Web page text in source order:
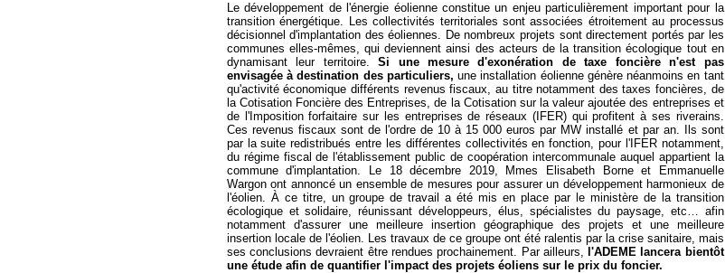
Le développement de l'énergie éolienne constitue un enjeu particulièrement important pour la
transition énergétique. Les collectivités territoriales sont associées étroitement au processus
décisionnel d'implantation des éoliennes. De nombreux projets sont directement portés par les
communes elles-mêmes, qui deviennent ainsi des acteurs de la transition écologique tout en
dynamisant leur territoire.Si une mesure d'exonération de taxe foncière n'est pas
envisagée à destination des particuliers,une installation éolienne génère néanmoins en tant
qu'activité économique différents revenus fiscaux, au titre notamment des taxes foncières, de
la Cotisation Foncière des Entreprises, de la Cotisation sur la valeur ajoutée des entreprises et
de l'Imposition forfaitaire sur les entreprises de réseaux (IFER) qui profitent à ses riverains.
Ces revenus fiscaux sont de l'ordre de 10 à 15 000 euros par MW installé et par an. Ils sont
par la suite redistribués entre les différentes collectivités en fonction, pour l'IFER notamment,
du régime fiscal de l'établissement public de coopération intercommunale auquel appartient la
commune d'implantation. Le 18 décembre 2019, Mmes Elisabeth Borne et Emmanuelle
Wargon ont annoncé un ensemble de mesures pour assurer un développement harmonieux de
l'éolien. À ce titre, un groupe de travail a été mis en place par le ministère de la transition
écologique et solidaire, réunissant développeurs, élus, spécialistes du paysage, etc… afin
notamment d'assurer une meilleure insertion géographique des projets et une meilleure
insertion locale de l'éolien. Les travaux de ce groupe ont été ralentis par la crise sanitaire, mais
ses conclusions devraient être rendues prochainement. Par ailleurs,l'ADEME lancera bientôt
une étude afin de quantifier l'impact des projets éoliens sur le prix du foncier.